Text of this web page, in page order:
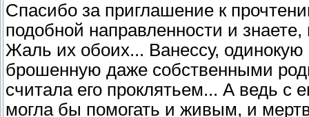
Спасибо за приглашение к
подобной направленности и
Жаль их обоих... Ванессу,
брошенную даже собственными
считала его проклятьем... А ведь с
могла бы помогать и живым, и